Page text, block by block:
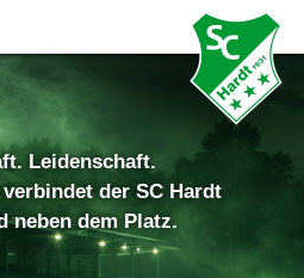
Leidenschaft.
der SC Hardt
neben dem Platz.